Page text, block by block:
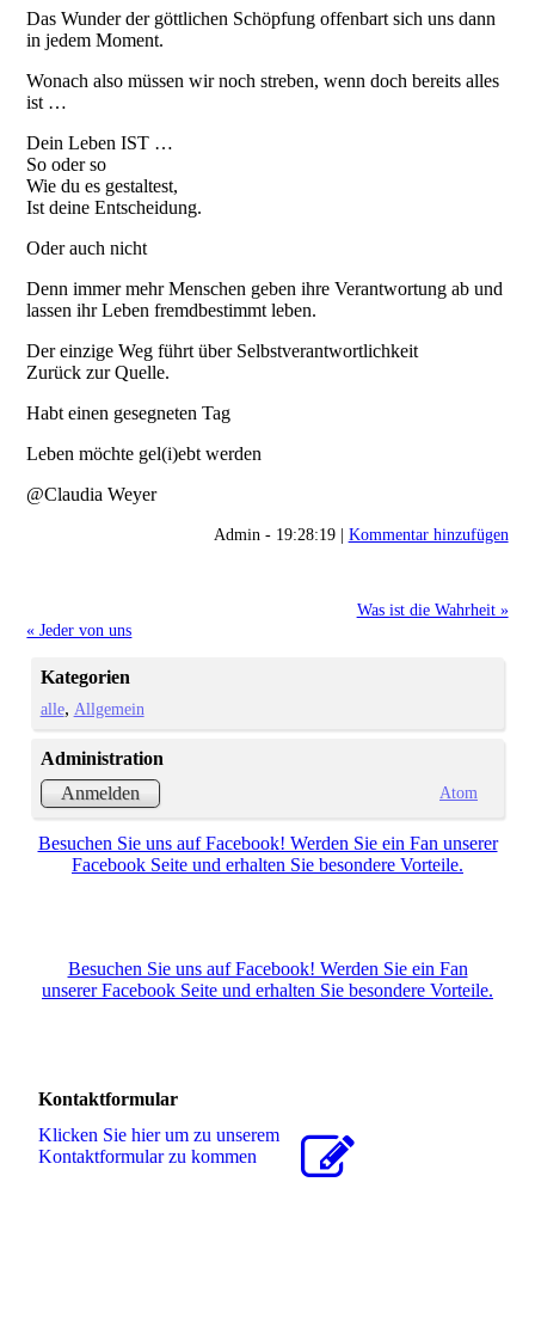
Das Wunder der göttlichen Schöpfung offenbart sich uns dann
in jedem Moment.
Wonach also müssen wir noch streben, wenn doch bereits alles
ist …
Dein Leben IST …
So oder so
Wie du es gestaltest,
Ist deine Entscheidung.
Oder auch nicht
Denn immer mehr Menschen geben ihre Verantwortung ab und
lassen ihr Leben fremdbestimmt leben.
Der einzige Weg führt über Selbstverantwortlichkeit
Zurück zur Quelle.
Habt einen gesegneten Tag
Leben möchte gel(i)ebt werden
@Claudia Weyer
Admin - 19:28:19 | Kommentar hinzufügen
Was ist die Wahrheit »
« Jeder von uns
Kategorien
alle Allgemein
Administration
Anmelden
Atom
Besuchen Sie uns auf Facebook! Werden Sie ein Fan unserer
Facebook Seite und erhalten Sie besondere Vorteile.
Besuchen Sie uns auf Facebook! Werden Sie ein Fan
unserer Facebook Seite und erhalten Sie besondere Vorteile.
Kontaktformular
Klicken Sie hier um zu unserem
Kon­takt­for­mu­lar zu kommen